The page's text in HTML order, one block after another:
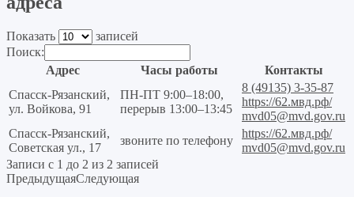
Показать
записей
Поиск:
Адрес
Часы работы
Контакты
Спасск-Рязанский,
ул. Войкова, 91
ПН-ПТ 9:00–18:00,
перерыв 13:00–13:45
8 (49135) 3-35-87
https://62.мвд.рф/
mvd05@mvd.gov.ru
Спасск-Рязанский,
Советская ул., 17
звоните по телефону
https://62.мвд.рф/
mvd05@mvd.gov.ru
Записи с 1 до 2 из 2 записей
ПредыдущаяСледующая